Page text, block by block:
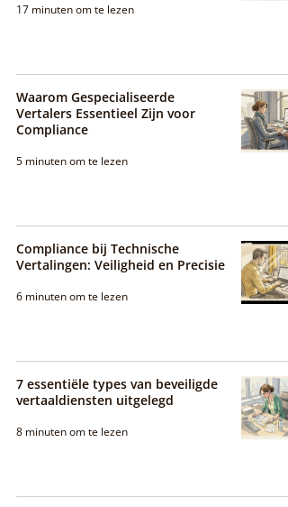
17 minuten om te lezen
Waarom Gespecialiseerde
Vertalers Essentieel Zijn voor
Compliance
5 minuten om te lezen
Compliance bij Technische
Vertalingen: Veiligheid en Precisie
6 minuten om te lezen
7 essentiële types van beveiligde
vertaaldiensten uitgelegd
8 minuten om te lezen